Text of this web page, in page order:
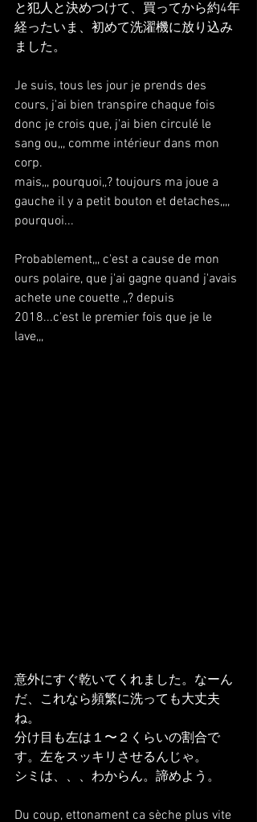
と犯人と決めつけて、買ってから約4年
経ったいま、初めて洗濯機に放り込み
ました。
Je suis, tous les jour je prends des
cours, j'ai bien transpire chaque fois
donc je crois que, j'ai bien circulé le
sang ou,,, comme intérieur dans mon
corp.
mais,,, pourquoi,,? toujours ma joue a
gauche il y a petit bouton et detaches,,,,
pourquoi...
Probablement,,, c'est a cause de mon
ours polaire, que j'ai gagne quand j'avais
achete une couette ,,? depuis
2018...c'est le premier fois que je le
lave,,,
意外にすぐ乾いてくれました。なーん
だ、これなら頻繁に洗っても大丈夫
ね。
分け目も左は１〜２くらいの割合で
す。左をスッキリさせるんじゃ。
シミは、、、わからん。諦めよう。
Du coup, ettonament ca sèche plus vite